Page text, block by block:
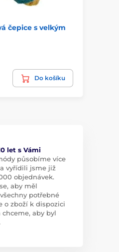
čepice s velkým
Do košíku
let s Vámi
působíme více
vyřídili jsme již
objednávek.
aby měl
potřebné
o zboží k dispozici
chceme, aby byl